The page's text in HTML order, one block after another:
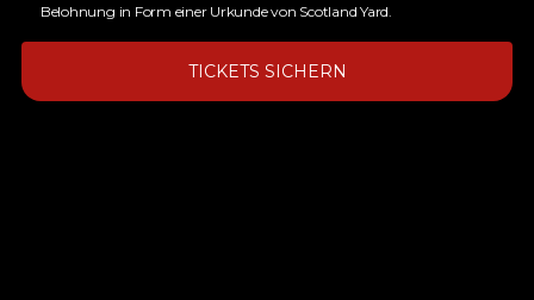
Belohnung in Form einer Urkunde von Scotland Yard.
TICKETS SICHERN